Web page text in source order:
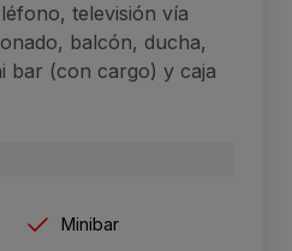
televisión vía
balcón, ducha,
bar (con cargo) y caja
Minibar